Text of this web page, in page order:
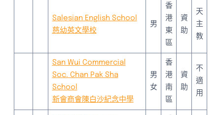
Salesian English School
慈幼英文學校
男
香
港
東
區
資
助
天
主
教
San Wui Commercial
Soc. Chan Pak Sha
School
新會商會陳白沙紀念中學
男
女
香
港
南
區
資
助
不
適
用